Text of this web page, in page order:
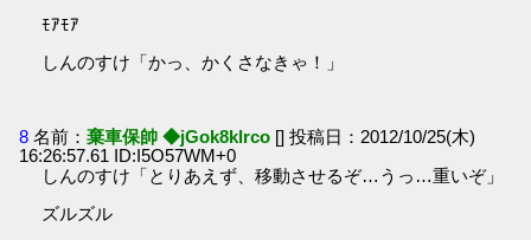
ﾓｱﾓｱ
しんのすけ「かっ、かくさなきゃ！」
8 名前：棄車保帥 ◆jGok8klrco [] 投稿日：2012/10/25(木)
16:26:57.61 ID:I5O57WM+0
しんのすけ「とりあえず、移動させるぞ…うっ…重いぞ」
ズルズル